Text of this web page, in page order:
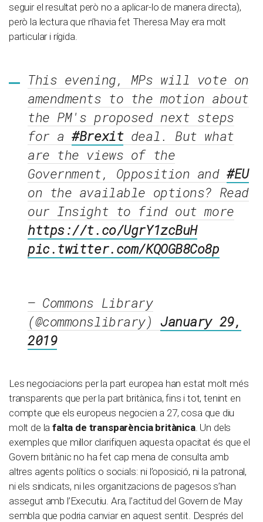
seguir el resultat però no a aplicar-lo de manera directa),
però la lectura que n’havia fet Theresa May era molt
particular i rígida.
This evening, MPs will vote on
amendments to the motion about
the PM's proposed next steps
for a#Brexitdeal. But what
are the views of the
Government, Opposition and#EU
on the available options? Read
our Insight to find out more
https://t.co/UgrY1zcBuH
pic.twitter.com/KQOGB8Co8p
— Commons Library
(@commonslibrary)January 29,
2019
Les negociacions per la part europea han estat molt més
transparents que per la part britànica, fins i tot, tenint en
compte que els europeus negocien a 27, cosa que diu
molt de lafalta de transparència britànica. Un dels
exemples que millor clarifiquen aquesta opacitat és que el
Govern britànic no ha fet cap mena de consulta amb
altres agents polítics o socials: ni l’oposició, ni la patronal,
ni els sindicats, ni les organitzacions de pagesos s’han
assegut amb l’Executiu. Ara, l’actitud del Govern de May
sembla que podria canviar en aquest sentit. Després del